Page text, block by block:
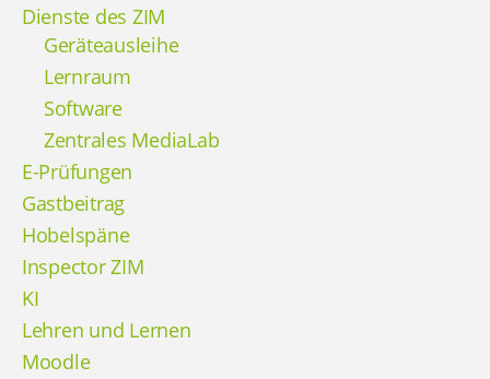
Dienste des ZIM
Geräteausleihe
Lernraum
Software
Zentrales MediaLab
E-Prüfungen
Gastbeitrag
Hobelspäne
Inspector ZIM
KI
Lehren und Lernen
Moodle